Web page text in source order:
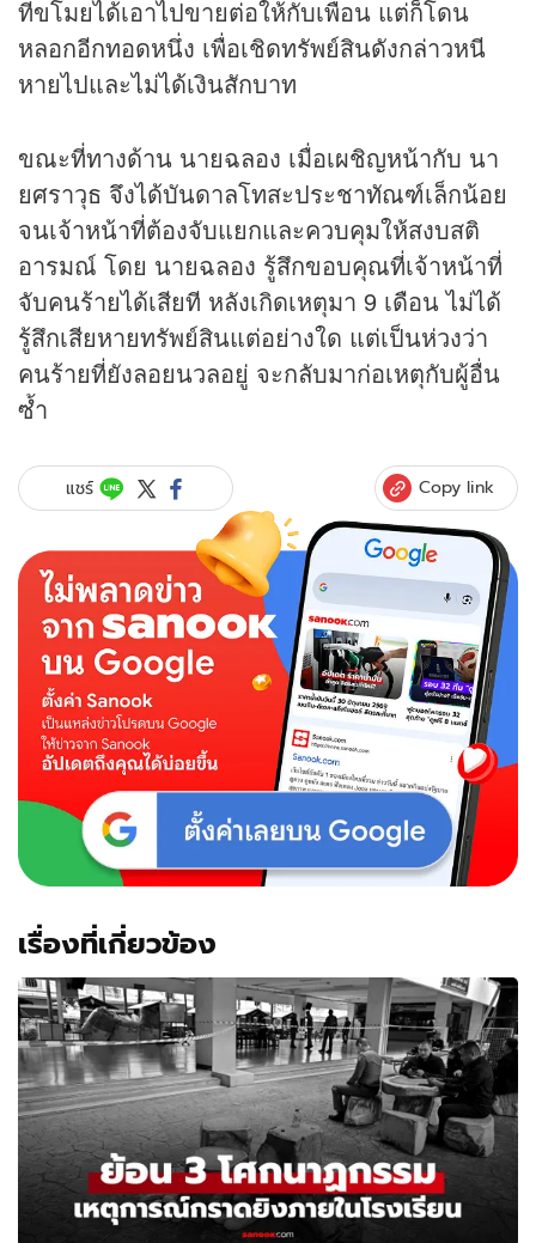
ที่ขโมยได้เอาไปขายต่อให้กับเพื่อน แต่ก็โดน
หลอกอีกทอดหนึ่ง เพื่อเชิดทรัพย์สินดังกล่าวหนี
หายไปและไม่ได้เงินสักบาท
ขณะที่ทางด้าน นายฉลอง เมื่อเผชิญหน้ากับ นา
ยศราวุธ จึงได้บันดาลโทสะประชาทัณฑ์เล็กน้อย
จนเจ้าหน้าที่ต้องจับแยกและควบคุมให้สงบสติ
อารมณ์ โดย นายฉลอง รู้สึกขอบคุณที่เจ้าหน้าที่
จับคนร้ายได้เสียที หลังเกิดเหตุมา 9 เดือน ไม่ได้
รู้สึกเสียหายทรัพย์สินแต่อย่างใด แต่เป็นห่วงว่า
คนร้ายที่ยังลอยนวลอยู่ จะกลับมาก่อเหตุกับผู้อื่น
ซ้ำ
แชร์ Copy link
เรื่องที่เกี่ยวข้อง